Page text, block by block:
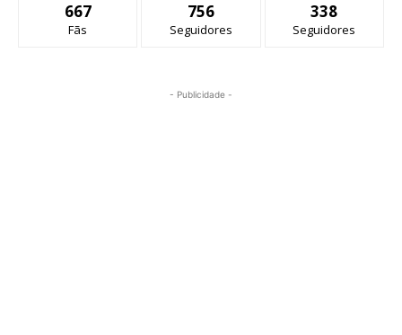
667
Fãs
756
Seguidores
338
Seguidores
- Publicidade -